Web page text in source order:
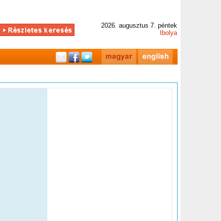
2026. augusztus 7. péntek
Ibolya